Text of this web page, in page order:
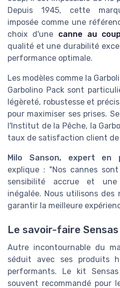
Depuis 1945, cette
imposée comme une
choix d'une canne au coup
qualité et une durabilité
performance optimale.
Les modèles comme la
Garbolino Pack sont
légèreté, robustesse et
pour maximiser ses prises.
l'Institut de la Pêche, la
taux de satisfaction client de
Milo Sanson, expert en
explique : "Nos cannes
sensibilité accrue et
inégalée. Nous utilisons
garantir la meilleure
Le savoir-faire Sensas
Autre incontournable du
séduit avec ses produits
performants. Le kit
souvent recommandé pour